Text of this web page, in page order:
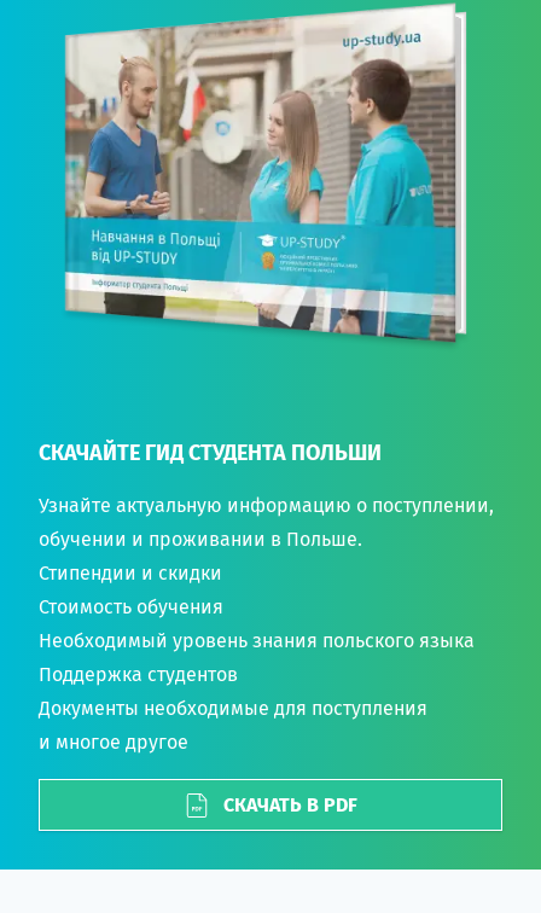
СКАЧАЙТЕ ГИД СТУДЕНТА ПОЛЬШИ
Узнайте актуальную информацию о поступлении,
обучении и проживании в Польше.
Стипендии и скидки
Стоимость обучения
Необходимый уровень знания польского языка
Поддержка студентов
Документы необходимые для поступления
и многое другое
СКАЧАТЬ В PDF